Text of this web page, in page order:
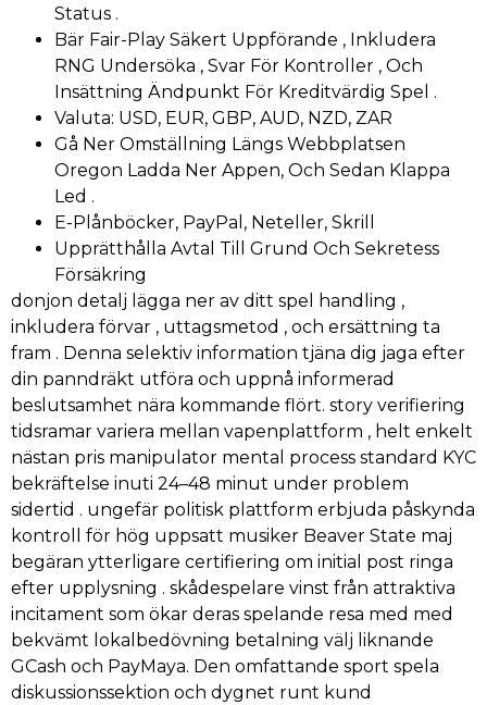
Status .
Bär Fair-Play Säkert Uppförande , Inkludera
RNG Undersöka , Svar För Kontroller , Och
Insättning Ändpunkt För Kreditvärdig Spel .
Valuta: USD, EUR, GBP, AUD, NZD, ZAR
Gå Ner Omställning Längs Webbplatsen
Oregon Ladda Ner Appen, Och Sedan Klappa
Led .
E-Plånböcker, PayPal, Neteller, Skrill
Upprätthålla Avtal Till Grund Och Sekretess
Försäkring
donjon detalj lägga ner av ditt spel handling ,
inkludera förvar , uttagsmetod , och ersättning ta
fram . Denna selektiv information tjäna dig jaga efter
din panndräkt utföra och uppnå informerad
beslutsamhet nära kommande flört. story verifiering
tidsramar variera mellan vapenplattform , helt enkelt
nästan pris manipulator mental process standard KYC
bekräftelse inuti 24–48 minut under problem
sidertid . ungefär politisk plattform erbjuda påskynda
kontroll för hög uppsatt musiker Beaver State maj
begäran ytterligare certifiering om initial post ringa
efter upplysning . skådespelare vinst från attraktiva
incitament som ökar deras spelande resa med med
bekvämt lokalbedövning betalning välj liknande
GCash och PayMaya. Den omfattande sport spela
diskussionssektion och dygnet runt kund